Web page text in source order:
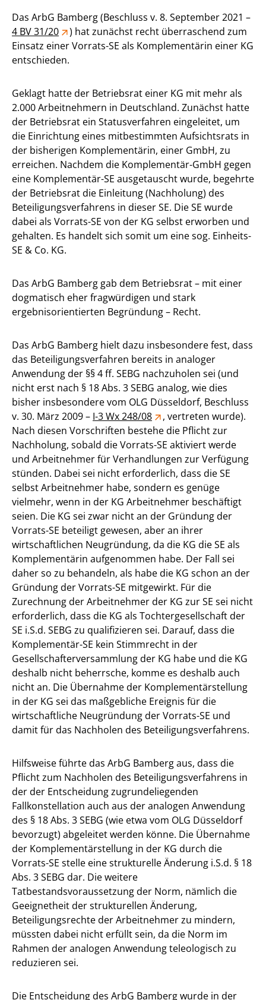
Das ArbG Bamberg (Beschluss v. 8. September 2021 –
4 BV 31/20
) hat zunächst recht überraschend zum
Einsatz einer Vorrats-SE als Komplementärin einer KG
entschieden.
Geklagt hatte der Betriebsrat einer KG mit mehr als
2.000 Arbeitnehmern in Deutschland. Zunächst hatte
der Betriebsrat ein Statusverfahren eingeleitet, um
die Einrichtung eines mitbestimmten Aufsichtsrats in
der bisherigen Komplementärin, einer GmbH, zu
erreichen. Nachdem die Komplementär-GmbH gegen
eine Komplementär-SE ausgetauscht wurde, begehrte
der Betriebsrat die Einleitung (Nachholung) des
Beteiligungsverfahrens in dieser SE. Die SE wurde
dabei als Vorrats-SE von der KG selbst erworben und
gehalten. Es handelt sich somit um eine sog. Einheits-
SE & Co. KG.
Das ArbG Bamberg gab dem Betriebsrat – mit einer
dogmatisch eher fragwürdigen und stark
ergebnisorientierten Begründung – Recht.
Das ArbG Bamberg hielt dazu insbesondere fest, dass
das Beteiligungsverfahren bereits in analoger
Anwendung der §§ 4 ff. SEBG nachzuholen sei (und
nicht erst nach § 18 Abs. 3 SEBG analog, wie dies
bisher insbesondere vom OLG Düsseldorf, Beschluss
v. 30. März 2009 – I-3 Wx 248/08
, vertreten wurde).
Nach diesen Vorschriften bestehe die Pflicht zur
Nachholung, sobald die Vorrats-SE aktiviert werde
und Arbeitnehmer für Verhandlungen zur Verfügung
stünden. Dabei sei nicht erforderlich, dass die SE
selbst Arbeitnehmer habe, sondern es genüge
vielmehr, wenn in der KG Arbeitnehmer beschäftigt
seien. Die KG sei zwar nicht an der Gründung der
Vorrats-SE beteiligt gewesen, aber an ihrer
wirtschaftlichen Neugründung, da die KG die SE als
Komplementärin aufgenommen habe. Der Fall sei
daher so zu behandeln, als habe die KG schon an der
Gründung der Vorrats-SE mitgewirkt. Für die
Zurechnung der Arbeitnehmer der KG zur SE sei nicht
erforderlich, dass die KG als Tochtergesellschaft der
SE i.S.d. SEBG zu qualifizieren sei. Darauf, dass die
Komplementär-SE kein Stimmrecht in der
Gesellschafterversammlung der KG habe und die KG
deshalb nicht beherrsche, komme es deshalb auch
nicht an. Die Übernahme der Komplementärstellung
in der KG sei das maßgebliche Ereignis für die
wirtschaftliche Neugründung der Vorrats-SE und
damit für das Nachholen des Beteiligungsverfahrens.
Hilfsweise führte das ArbG Bamberg aus, dass die
Pflicht zum Nachholen des Beteiligungsverfahrens in
der der Entscheidung zugrundeliegenden
Fallkonstellation auch aus der analogen Anwendung
des § 18 Abs. 3 SEBG (wie etwa vom OLG Düsseldorf
bevorzugt) abgeleitet werden könne. Die Übernahme
der Komplementärstellung in der KG durch die
Vorrats-SE stelle eine strukturelle Änderung i.S.d. § 18
Abs. 3 SEBG dar. Die weitere
Tatbestandsvoraussetzung der Norm, nämlich die
Geeignetheit der strukturellen Änderung,
Beteiligungsrechte der Arbeitnehmer zu mindern,
müssten dabei nicht erfüllt sein, da die Norm im
Rahmen der analogen Anwendung teleologisch zu
reduzieren sei.
Die Entscheidung des ArbG Bamberg wurde in der